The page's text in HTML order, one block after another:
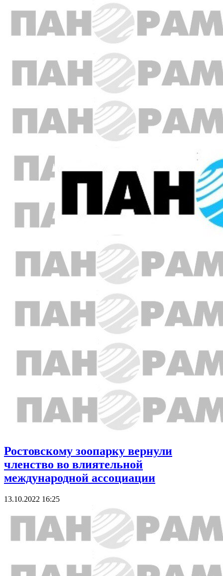
Ростовскому зоопарку вернули
членство во влиятельной
международной ассоциации
13.10.2022 16:25